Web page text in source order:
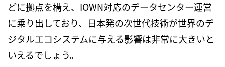
どに拠点を構え、 IOWN対応のデータセンター運営
に乗り出しており、日本発の次世代技術が世界のデ
ジタルエコシステムに与える影響は非常に大きいと
いえるでしょう。